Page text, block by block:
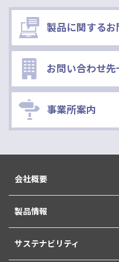
製品に関する
お問い合わせ先
事業所案内
会社概要
製品情報
サステナビリティ